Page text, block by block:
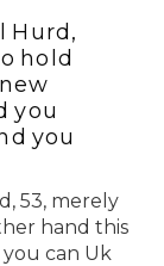
Hurd,
hold
you
you
53, merely
hand this
you can Uk